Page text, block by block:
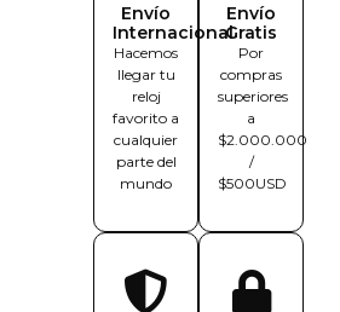
Envío
Internacional
Hacemos
llegar tu
reloj
favorito a
cualquier
parte del
mundo
Envío
Gratis
Por
compras
superiores
a
$2.000.000
/
$500USD